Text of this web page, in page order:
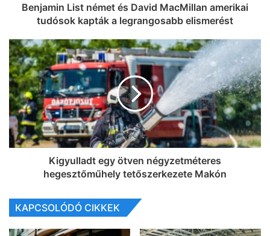
Benjamin List német és David MacMillan amerikai
tudósok kapták a legrangosabb elismerést
Kigyulladt egy ötven négyzetméteres
hegesztőműhely tetőszerkezete Makón
KAPCSOLÓDÓ CIKKEK